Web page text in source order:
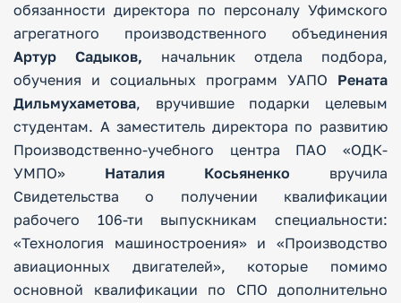
обязанности директора по персоналу Уфимского
агрегатного производственного объединения
Артур Садыков, начальник отдела подбора,
обучения и социальных программ УАПО Рената
Дильмухаметова, вручившие подарки целевым
студентам. А заместитель директора по развитию
Производственно-учебного центра ПАО «ОДК-
УМПО» Наталия Косьяненко вручила
Свидетельства о получении квалификации
рабочего 106-ти выпускникам специальности:
«Технология машиностроения» и «Производство
авиационных двигателей», которые помимо
основной квалификации по СПО дополнительно